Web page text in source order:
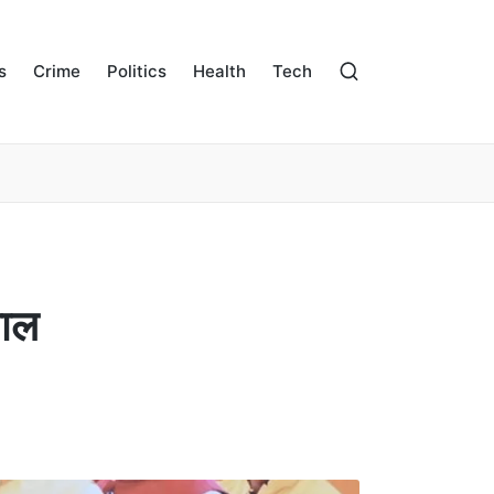
Crime Politics Health Tech